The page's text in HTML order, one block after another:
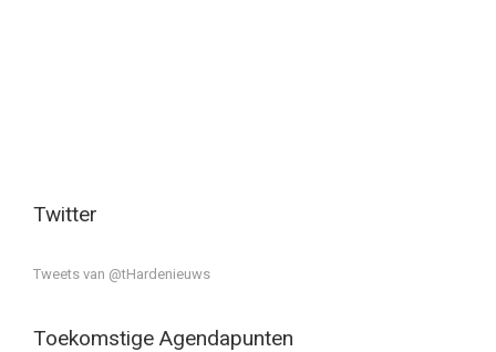
Twitter
Tweets van @tHardenieuws
Toekomstige Agendapunten